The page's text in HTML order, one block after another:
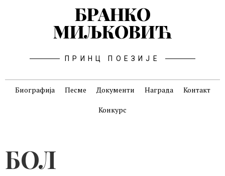
БРАНКО
МИЉКОВИЋ
ПРИНЦ ПОЕЗИЈЕ
Биографија Песме Документи Награда Контакт
Конкурс
БОЛ